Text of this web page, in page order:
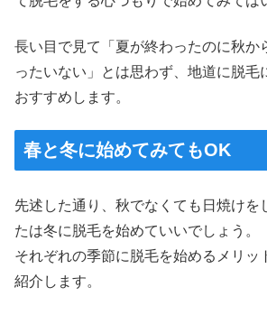
長い目で見て「夏が終わったのに秋か
ったいない」とは思わず、地道に脱毛
おすすめします。
春と冬に始めてみてもOK
先述した通り、秋でなくても日焼けを
たは冬に脱毛を始めていいでしょう。
それぞれの季節に脱毛を始めるメリッ
紹介します。